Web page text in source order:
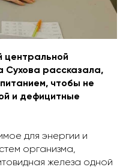
центральной
Сухова рассказала,
чтобы не
и дефицитные
для энергии и
организма,
железа одной